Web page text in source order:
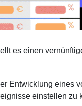
es einen
Entwicklung eines
einstellen